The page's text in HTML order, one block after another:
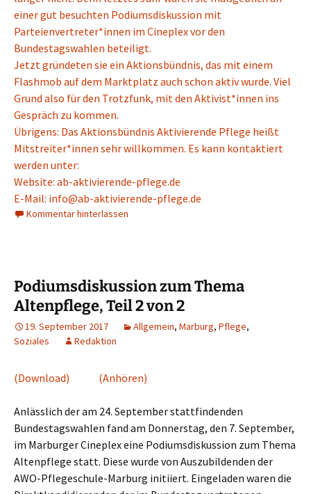
einer gut besuchten Podiumsdiskussion mit
Parteienvertreter*innen im Cineplex vor den
Bundestagswahlen beteiligt.
Jetzt gründeten sie ein Aktionsbündnis, das mit einem
Flashmob auf dem Marktplatz auch schon aktiv wurde. Viel
Grund also für den Trotzfunk, mit den Aktivist*innen ins
Gespräch zu kommen.
Übrigens: Das Aktionsbündnis Aktivierende Pflege heißt
Mitstreiter*innen sehr willkommen. Es kann kontaktiert
werden unter:
Website: ab-aktivierende-pflege.de
E-Mail: info@ab-aktivierende-pflege.de
Kommentar hinterlassen
Podiumsdiskussion zum Thema
Altenpflege, Teil 2 von 2
19. September 2017 Allgemein, Marburg, Pflege,
Soziales
Redaktion
(Download) (Anhören)
Anlässlich der am 24. September stattfindenden
Bundestagswahlen fand am Donnerstag, den 7. September,
im Marburger Cineplex eine Podiumsdiskussion zum Thema
Altenpflege statt. Diese wurde von Auszubildenden der
AWO-Pflegeschule-Marburg initiiert. Eingeladen waren die